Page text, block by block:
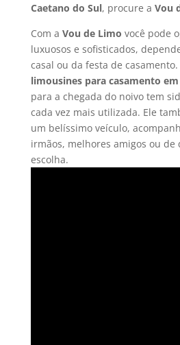
Caetano do Sul, procure a Vou
Com a Vou de Limo você pode
luxuosos e sofisticados,
casal ou da festa de casamento.
limousines para casamento em
para a chegada do noivo tem
cada vez mais utilizada. Ele
um belíssimo veículo,
irmãos, melhores amigos ou
escolha.